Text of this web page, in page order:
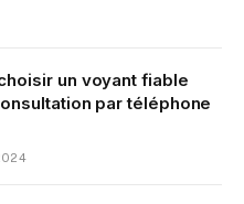
un voyant fiable
par téléphone